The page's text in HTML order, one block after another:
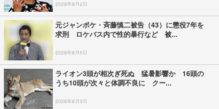
2026年8月2日
元ジャンポケ・斉藤慎二被告（43）に懲役7年を
求刑 ロケバス内で性的暴行など 被...
2026年8月5日
ライオン3頭が相次ぎ死ぬ 猛暑影響か 16頭の
うち10頭が次々と体調不良に クー...
2026年8月3日